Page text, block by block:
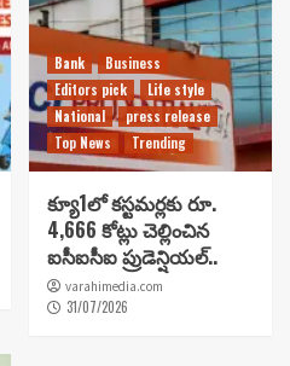
Bank
Business
Editors pick
Life style
National
press release
Top News
Trending
క్యూ1లో కస్టమర్లకు రూ.
4,666 కోట్లు చెల్లించిన
ఐసీఐసీఐ ప్రుడెన్షియల్..
varahimedia.com
31/07/2026